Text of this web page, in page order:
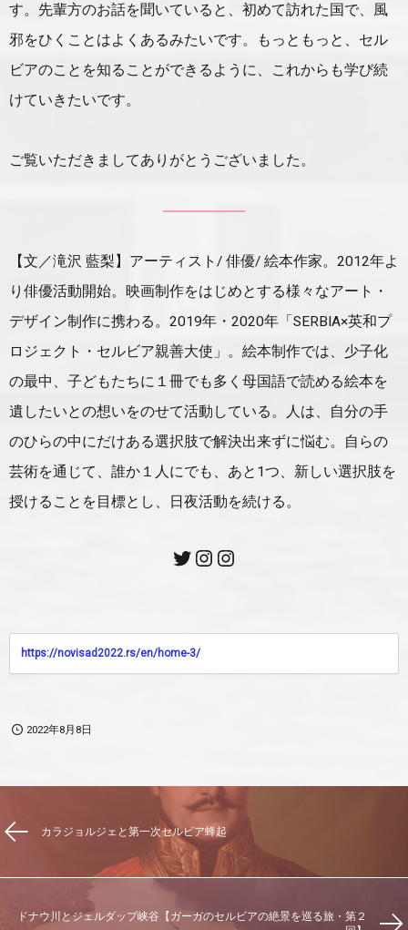
す。先輩方のお話を聞いていると、初めて訪れた国で、風
邪をひくことはよくあるみたいです。もっともっと、セル
ビアのことを知ることができるように、これからも学び続
けていきたいです。
ご覧いただきましてありがとうございました。
【文／滝沢 藍梨】アーティスト/ 俳優/ 絵本作家。2012年よ
り俳優活動開始。映画制作をはじめとする様々なアート・
デザイン制作に携わる。2019年・2020年「SERBIA×英和プ
ロジェクト・セルビア親善大使」。絵本制作では、少子化
の最中、子どもたちに１冊でも多く母国語で読める絵本を
遺したいとの想いをのせて活動している。人は、自分の手
のひらの中にだけある選択肢で解決出来ずに悩む。自らの
芸術を通じて、誰か１人にでも、あと1つ、新しい選択肢を
授けることを目標とし、日夜活動を続ける。
https://novisad2022.rs/en/home-3/
2022年8月8日
カラジョルジェと第一次セルビア蜂起
ドナウ川とジェルダップ峡谷【ガーガのセルビアの絶景を巡る旅・第２